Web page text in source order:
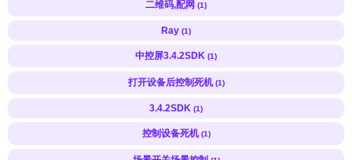
二维码,配网 (1)
Ray (1)
中控屏3.4.2SDK (1)
打开设备后控制死机 (1)
3.4.2SDK (1)
控制设备死机 (1)